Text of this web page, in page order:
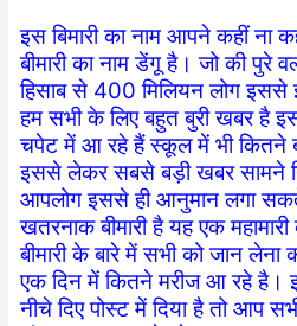
इस बिमारी का नाम आपने कहीं ना
बीमारी का नाम डेंगू है। जो की
हिसाब से 400 मिलियन लोग
हम सभी के लिए बहुत बुरी खबर है
चपेट में आ रहे हैं स्कूल में भी कितने
इससे लेकर सबसे बड़ी खबर सामने
आपलोग इससे ही आनुमान लगा
खतरनाक बीमारी है यह एक
बीमारी के बारे में सभी को जान
एक दिन में कितने मरीज आ रहे है।
नीचे दिए पोस्ट में दिया है तो आप